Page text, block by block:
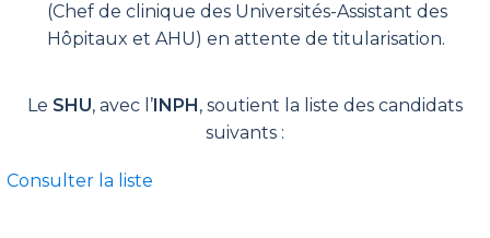
(Chef de clinique des Universités-Assistant des
Hôpitaux et AHU) en attente de titularisation.
Le SHU, avec l’INPH, soutient la liste des candidats
suivants :
Consulter la liste